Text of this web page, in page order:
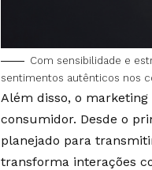
Com sensibilidade e
sentimentos autênticos nos
Além disso, o
consumidor. Desde o
planejado para
transforma interações